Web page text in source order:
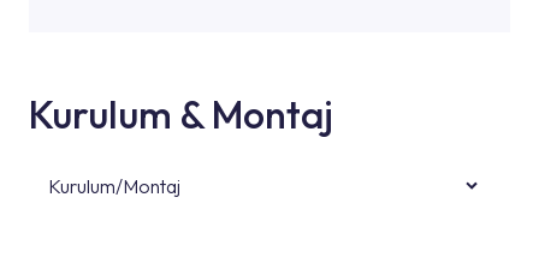
Kurulum & Montaj
Kurulum/Montaj